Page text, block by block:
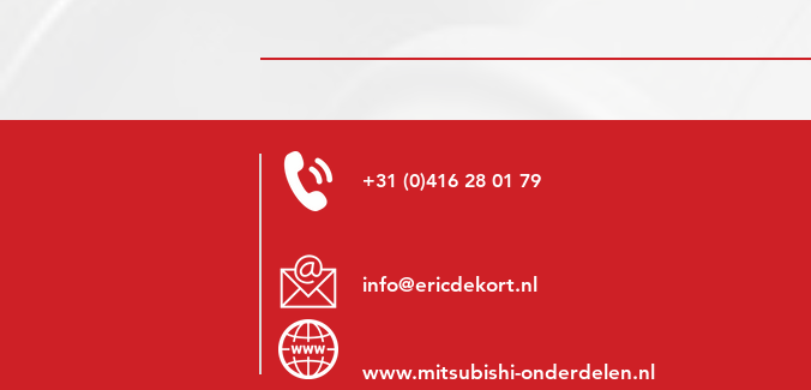
+31 (0)416 28 01 79
info@ericdekort.nl
www.mitsubishi-onderdelen.nl